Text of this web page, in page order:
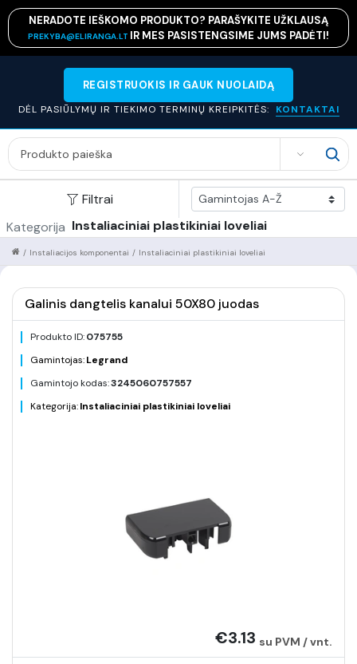
NERADOTE IEŠKOMO PRODUKTO? PARAŠYKITE UŽKLAUSĄ
PREKYBA@ELIRANGA.LT IR MES PASISTENGSIME JUMS PADĖTI!
REGISTRUOKIS IR GAUK NUOLAIDĄ
DĖL PASIŪLYMŲ IR TIEKIMO TERMINŲ KREIPKITĖS: KONTAKTAI
SEARCH
Filtrai
Kategorija Instaliaciniai plastikiniai loveliai
Instaliaciniai plastikiniai loveliai
/
Instaliacijos komponentai
/
Galinis dangtelis kanalui 50X80 juodas
Produkto ID:075755
Gamintojas:Legrand
Gamintojo kodas:3245060757557
Kategorija:Instaliaciniai plastikiniai loveliai
€3.13 su PVM / vnt.